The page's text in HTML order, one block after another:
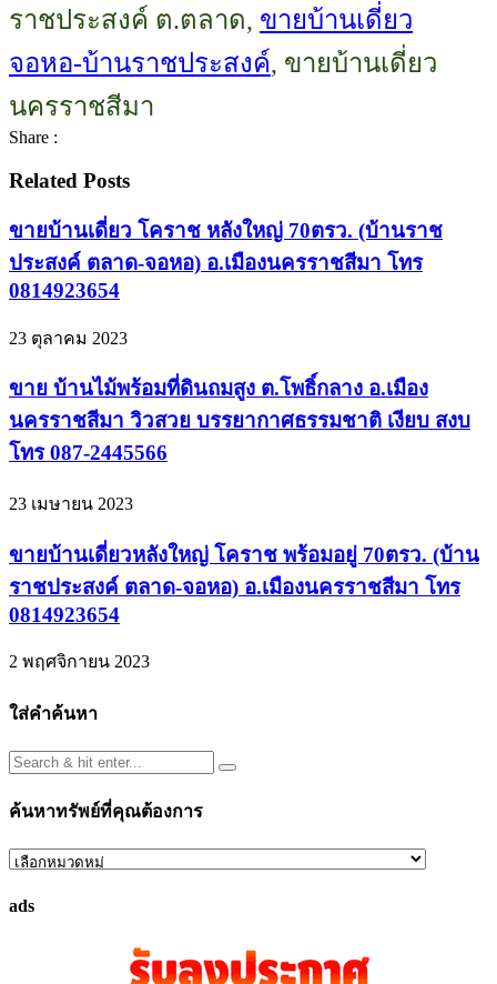
ราชประสงค์ ต.ตลาด, ขายบ้านเดี่ยว
จอหอ-บ้านราชประสงค์, ขายบ้านเดี่ยว
นครราชสีมา
Share :
Related Posts
ขายบ้านเดี่ยว โคราช หลังใหญ่ 70ตรว. (บ้านราช
ประสงค์ ตลาด-จอหอ) อ.เมืองนครราชสีมา โทร
0814923654
23 ตุลาคม 2023
ขาย บ้านไม้พร้อมที่ดินถมสูง ต.โพธิ์กลาง อ.เมือง
นครราชสีมา วิวสวย บรรยากาศธรรมชาติ เงียบ สงบ
โทร 087-2445566
23 เมษายน 2023
ขายบ้านเดี่ยวหลังใหญ่ โคราช พร้อมอยู่ 70ตรว. (บ้าน
ราชประสงค์ ตลาด-จอหอ) อ.เมืองนครราชสีมา โทร
0814923654
2 พฤศจิกายน 2023
ใส่คำค้นหา
ค้นหาทรัพย์ที่คุณต้องการ
ค้นหา
ที่
ads